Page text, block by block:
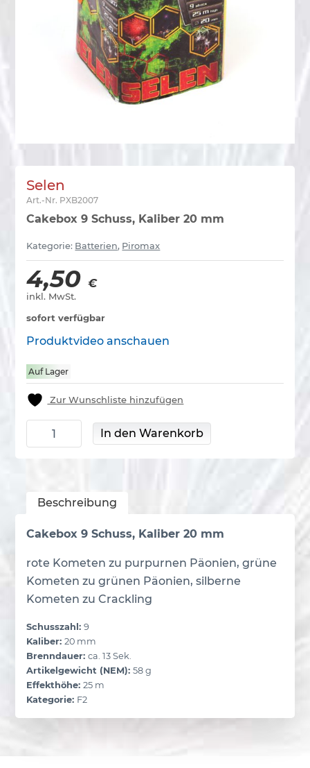
Selen
Art.-Nr. PXB2007
Cakebox 9 Schuss, Kaliber 20 mm
Kategorie: Batterien, Piromax
4,50€
inkl. MwSt.
sofort verfügbar
Produktvideo anschauen
Auf Lager
Zur Wunschliste hinzufügen
Selen Menge In den Warenkorb
Beschreibung
Cakebox 9 Schuss, Kaliber 20 mm
rote Kometen zu purpurnen Päonien, grüne
Kometen zu grünen Päonien, silberne
Kometen zu Crackling
Schusszahl:9
Kaliber:20 mm
Brenndauer:ca. 13 Sek.
Artikelgewicht (NEM):58 g
Effekthöhe:25 m
Kategorie: F2